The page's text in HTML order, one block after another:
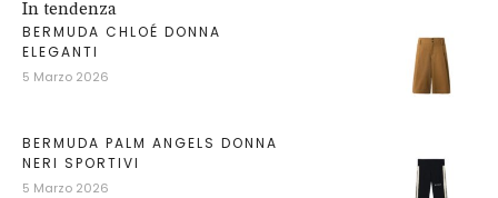
In tendenza
BERMUDA CHLOÉ DONNA
ELEGANTI
5 Marzo 2026
BERMUDA PALM ANGELS DONNA
NERI SPORTIVI
5 Marzo 2026